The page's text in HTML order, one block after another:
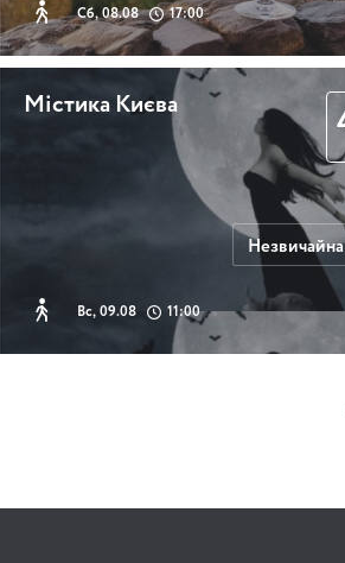
Сб, 08.08 17:00
Містика Києва
Вс, 09.08 11:00
Незвичайна